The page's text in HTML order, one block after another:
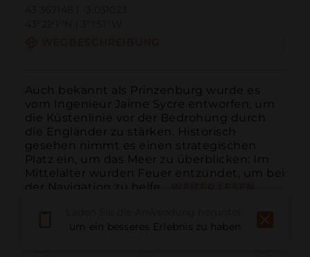
Auch bekannt als Prinzenburg wurde es
vom Ingenieur Jaime Sycre entworfen, um
die Küstenlinie vor der Bedrohung durch
die Engländer zu stärken. Historisch
gesehen nimmt es einen strategischen
Platz ein, um das Meer zu überblicken: Im
Mittelalter wurden Feuer entzündet, um bei
der Navigation zu helfe...
um ein besseres Erlebnis zu haben